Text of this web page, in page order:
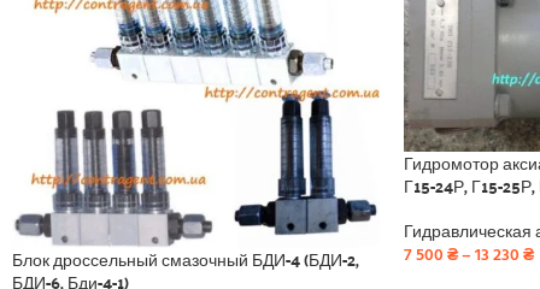
Блок дроссельный смазочный БДИ-4 (БДИ-2,
БДИ-6, Бди-4-1)
Гидромотор
Г15-24Р, Г15-
Гидравлическая
7 500₴–13 230₴